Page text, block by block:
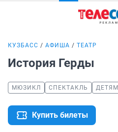
КУЗБАСС АФИША ТЕАТР
История Герды
МЮЗИКЛ СПЕКТАКЛЬ ДЕТЯМ
Купить билеты